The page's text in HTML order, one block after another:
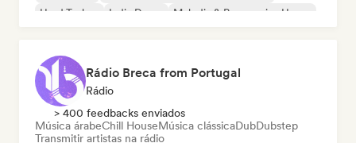
Hard Techno
Indie Dance Melodic & Progressive House
Rádio Breca from Portugal
Rádio
> 400 feedbacks enviados
Música árabeChill HouseMúsica clássicaDubDubstep
Transmitir artistas na rádio